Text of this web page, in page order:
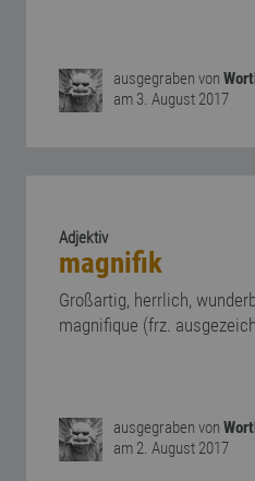
ausgegraben von
am 3. August 2017
Adjektiv
magnifik
Großartig, herrlich,
magnifique (frz.
ausgegraben von
am 2. August 2017